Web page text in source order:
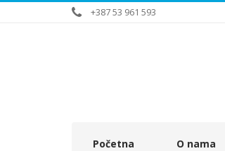
+387 53 961 593
Početna O nama